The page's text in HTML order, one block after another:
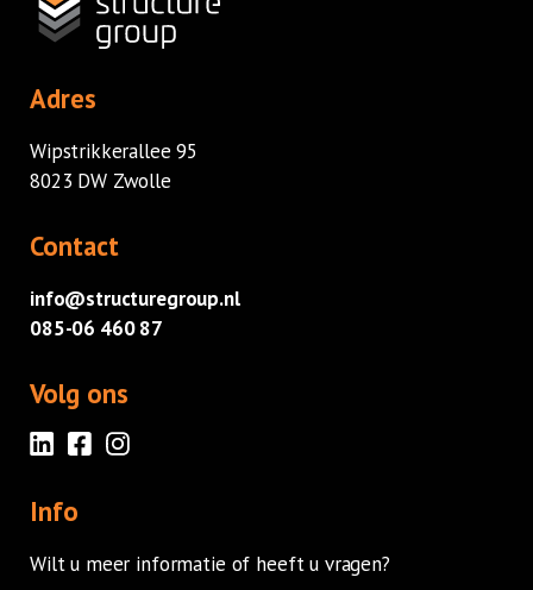
Adres
Wipstrikkerallee 95
8023 DW Zwolle
Contact
info@structuregroup.nl
085-06 460 87
Volg ons
Info
Wilt u meer informatie of heeft u vragen?